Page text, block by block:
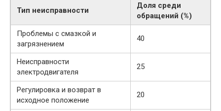
Тип неисправности
Доля среди
обращений (%)
Проблемы с смазкой и
загрязнением
40
Неисправности
электродвигателя
25
Регулировка и возврат в
исходное положение
20